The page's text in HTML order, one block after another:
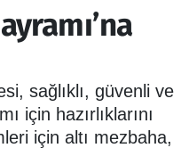
sağlıklı, güvenli ve
için hazırlıklarını
için altı mezbaha,